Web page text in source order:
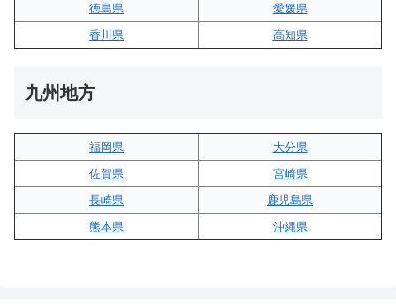
徳島県
愛媛県
香川県
高知県
九州地方
福岡県
大分県
佐賀県
宮崎県
長崎県
鹿児島県
熊本県
沖縄県